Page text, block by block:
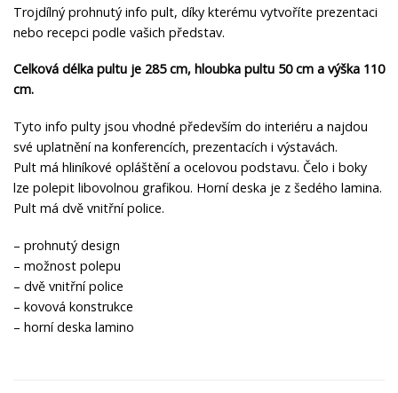
Trojdílný prohnutý info pult, díky kterému vytvoříte prezentaci
nebo recepci podle vašich představ.
Celková délka pultu je 285 cm, hloubka pultu 50 cm a výška 110
cm.
Tyto info pulty jsou vhodné především do interiéru a najdou
své uplatnění na konferencích, prezentacích i výstavách.
Pult má hliníkové opláštění a ocelovou podstavu. Čelo i boky
lze polepit libovolnou grafikou. Horní deska je z šedého lamina.
Pult má dvě vnitřní police.
– prohnutý design
– možnost polepu
– dvě vnitřní police
– kovová konstrukce
– horní deska lamino